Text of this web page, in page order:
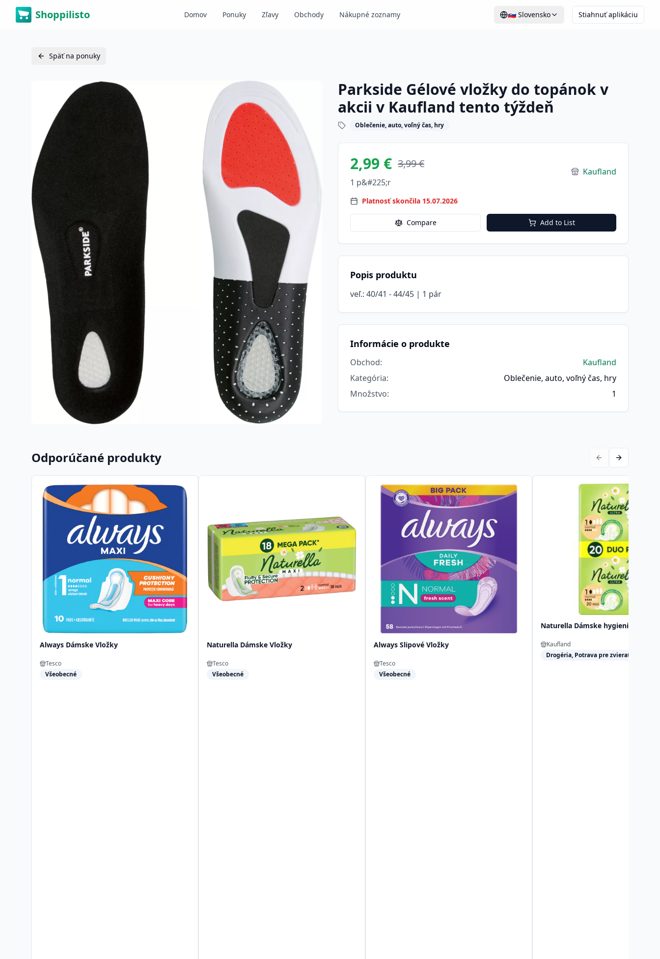
Shoppilisto Domov Ponuky Zľavy Obchody Nákupné zoznamy 🇸🇰 Slovensko Stiahnuť aplikáciu
Späť na ponuky
Parkside Gélové vložky do topánok v
akcii v Kaufland tento týždeň
Oblečenie, auto, voľný čas, hry
2,99 € 3,99 €
1 p&#225;r
Kaufland
Platnosť skončila 15.07.2026
Compare Add to List
Popis produktu
veľ.: 40/41 - 44/45 | 1 pár
Informácie o produkte
Obchod:
Kaufland
Kategória:
Oblečenie, auto, voľný čas, hry
Množstvo: 1
Odporúčané produkty
Always Dámske Vložky
Tesco
Všeobecné
Naturella Dámske Vložky
Tesco
Všeobecné
Always Slipové Vložky
Tesco
Všeobecné
Naturella Dámske hygienické
Kaufland
Drogéria, Potrava pre zvieratá